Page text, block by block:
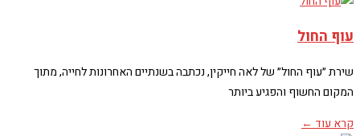
עוף החול
שירת ״עוף החול״ של לאה חייקין, נכתבה בשנתיים האחרונות לחייה, מתוך
המקום החשוף והפגיע ביותר
קרא עוד ←